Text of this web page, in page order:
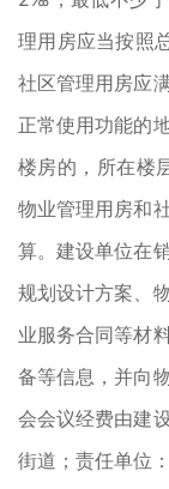
理用房应当按照
社区管理用房应
正常使用功能的
楼房的，所在楼
物业管理用房和
算。建设单位在
规划设计方案、
业服务合同等材
备等信息，并向
会会议经费由建
街道；责任单位